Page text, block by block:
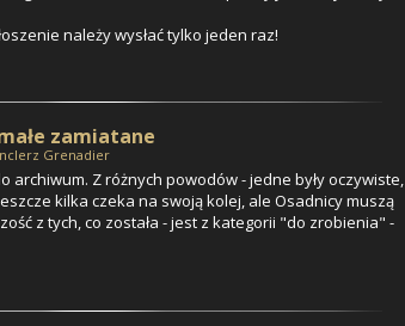
należy wysłaćtylko jeden raz!
zamiatane
Grenadier
archiwum. Z różnych powodów - jedne były oczywiste,
kilka czeka na swoją kolej, ale Osadnicy muszą
z tych, co została - jest z kategorii "do zrobienia" -